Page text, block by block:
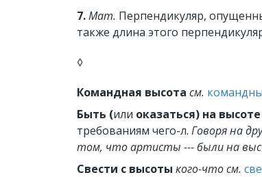
7.Мат. Перпендикуляр,
также длина этого
◊
Командная высота см.
Быть (или оказаться) на
требованиям чего-л. Говоря на
том, что артисты --- были на
Свести с высоты кого-чтосм.